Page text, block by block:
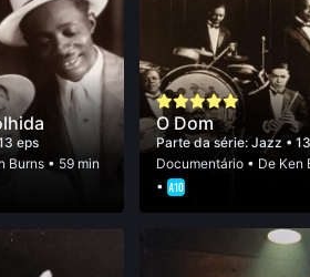
eps
Burns• 59 min
O Dom
Parte da série: Jazz •
Documentário• De Ken
•